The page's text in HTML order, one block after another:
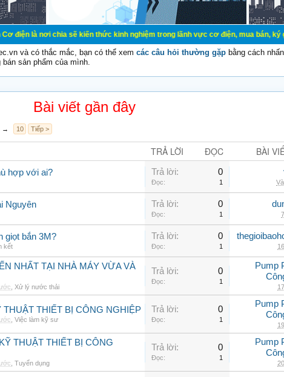
chia sẽ kiến thức kinh nghiệm trong lãnh vực cơ điện, mua bán, ký gửi,
và có thắc mắc, bạn có thể xem các câu hỏi thường gặp bằng cách
bán sản phẩm của mình.
Bài viết gần đây
→ 10 Tiếp >
TRẢ LỜI ĐỌC BÀI
hợp với ai? Trả lời: 0
Đọc: 1
Nguyên Trả lời: 0
Đọc: 1
giọt bắn 3M?
kết
Trả lời: 0
Đọc: 1
NHẤT TẠI NHÀ MÁY VỪA VÀ
Xử lý nước thải
Trả lời: 0
Đọc: 1
Pump
THIẾT BỊ CÔNG NGHIỆP
Việc làm kỹ sư
Trả lời: 0
Đọc: 1
Pump
THUẬT THIẾT BỊ CÔNG
Tuyển dụng
Trả lời: 0
Đọc: 1
Pump